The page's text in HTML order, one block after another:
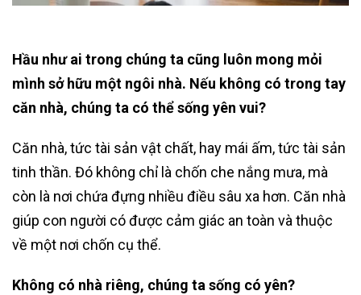
Hầu như ai trong chúng ta cũng luôn mong mỏi
mình sở hữu một ngôi nhà. Nếu không có trong tay
căn nhà, chúng ta có thể sống yên vui?
Căn nhà, tức tài sản vật chất, hay mái ấm, tức tài sản
tinh thần. Đó không chỉ là chốn che nắng mưa, mà
còn là nơi chứa đựng nhiều điều sâu xa hơn. Căn nhà
giúp con người có được cảm giác an toàn và thuộc
về một nơi chốn cụ thể.
Không có nhà riêng, chúng ta sống có yên?